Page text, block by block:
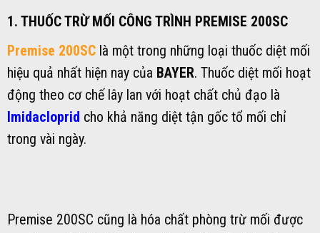
1. THUỐC TRỪ MỐI CÔNG TRÌNH PREMISE 200SC
Premise 200SC là một trong những loại thuốc diệt mối
hiệu quả nhất hiện nay của BAYER. Thuốc diệt mối hoạt
động theo cơ chế lây lan với hoạt chất chủ đạo là
Imidacloprid cho khả năng diệt tận gốc tổ mối chỉ
trong vài ngày.
Premise 200SC cũng là hóa chất phòng trừ mối được